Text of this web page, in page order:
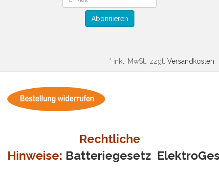
Abonnieren
* inkl. MwSt., zzgl. Versandkosten
Rechtliche
Hinweise: Batteriegesetz